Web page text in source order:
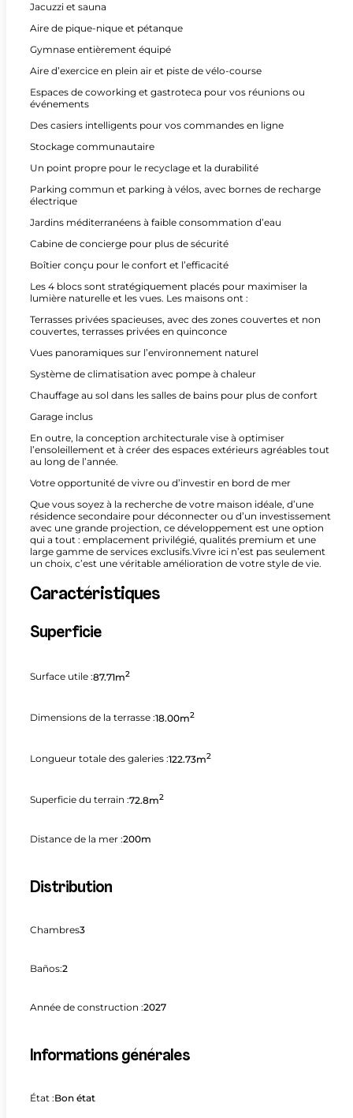
Jacuzzi et sauna
Aire de pique-nique et pétanque
Gymnase entièrement équipé
Aire d’exercice en plein air et piste de vélo-course
Espaces de coworking et gastroteca pour vos réunions ou
événements
Des casiers intelligents pour vos commandes en ligne
Stockage communautaire
Un point propre pour le recyclage et la durabilité
Parking commun et parking à vélos, avec bornes de recharge
électrique
Jardins méditerranéens à faible consommation d’eau
Cabine de concierge pour plus de sécurité
Boîtier conçu pour le confort et l’efficacité
Les 4 blocs sont stratégiquement placés pour maximiser la
lumière naturelle et les vues. Les maisons ont :
Terrasses privées spacieuses, avec des zones couvertes et non
couvertes, terrasses privées en quinconce
Vues panoramiques sur l’environnement naturel
Système de climatisation avec pompe à chaleur
Chauffage au sol dans les salles de bains pour plus de confort
Garage inclus
En outre, la conception architecturale vise à optimiser
l’ensoleillement et à créer des espaces extérieurs agréables tout
au long de l’année.
Votre opportunité de vivre ou d’investir en bord de mer
Que vous soyez à la recherche de votre maison idéale, d’une
résidence secondaire pour déconnecter ou d’un investissement
avec une grande projection, ce développement est une option
qui a tout : emplacement privilégié, qualités premium et une
large gamme de services exclusifs.Vivre ici n’est pas seulement
un choix, c’est une véritable amélioration de votre style de vie.
Caractéristiques
Superficie
Surface utile :87.71m2
Dimensions de la terrasse :18.00m2
Longueur totale des galeries :122.73m2
Superficie du terrain :72.8m2
Distance de la mer :200m
Distribution
Chambres3
Baños:2
Année de construction :2027
Informations générales
État :Bon état